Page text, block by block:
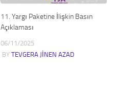
11. Yargı Paketine İlişkin Basın
Açıklaması
06/11/2025
BY TEVGERA JINEN AZAD